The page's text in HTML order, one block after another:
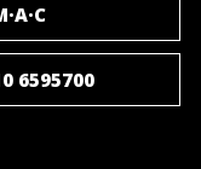
6595700